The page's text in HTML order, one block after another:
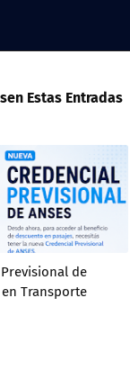
Estas Entradas
de
en Transporte